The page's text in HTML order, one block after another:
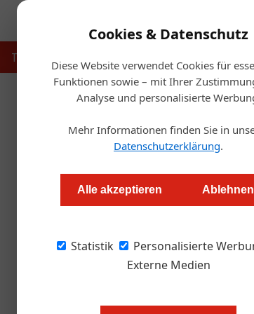
Cookies & Datenschutz
Diese Website verwendet Cookies für
Funktionen sowie – mit Ihrer
Analyse und personalisierte
Mehr Informationen finden Sie in
Datenschutzerklärung.
Alle akzeptieren Ablehnen
Statistik
Personalisierte
Externe Medien
Touristik
Alexander Grübling
Am 5. September 2022 laden
wo große Weine aus den